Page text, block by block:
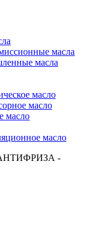
масла
масла
масло
масло
масло
масло
-